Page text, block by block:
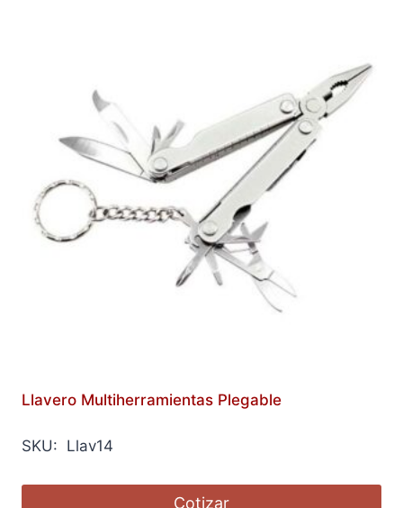
Llavero Multiherramientas Plegable
SKU: Llav14
Cotizar